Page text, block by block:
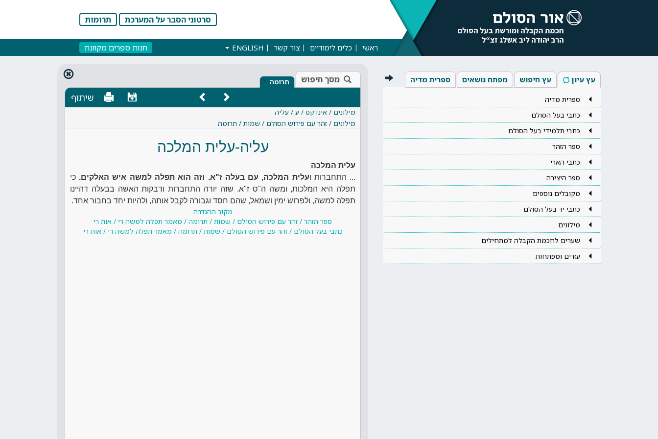
סרטוני הסבר על המערכת תרומות
ראשי כלים לימודיים צור קשר ENGLISH חנות ספרים מקוונת
עץ עיון עץ חיפוש מפתח נושאים ספרית מדיה
ספרית מדיה
כתבי בעל הסולם
כתבי תלמידי בעל הסולם
ספר הזהר
כתבי הארי
ספר היצירה
מקובלים נוספים
כתבי יד בעל הסולם
מילונים
שערים לחכמת הקבלה למתחילים
עזרים ומפתחות
מסך חיפוש תרומה ×
שיתוף
מילונים / אינדקס / ע / עליה
מילונים / זהר עם פירוש הסולם / שמות / תרומה
עליה-עלית המלכה
עלית המלכה
... התחברות ועלית המלכה, עם בעלה ז"א. וזה הוא תפלה למשה איש האלקים. כי
תפלה היא המלכות, ומשה ה"ס ז"א. שזה יורה התחברות ודבקות האשה בבעלה דהיינו
תפלה למשה, ולפרוש ימין ושמאל, שהם חסד וגבורה לקבל אותה, ולהיות יחד בחבור אחד.
מקור ההגדרה
ספר הזהר / זהר עם פירוש הסולם / שמות / תרומה / מאמר תפלה למשה רי / אות רי
כתבי בעל הסולם / זהר עם פירוש הסולם / שמות / תרומה / מאמר תפלה למשה רי / אות רי